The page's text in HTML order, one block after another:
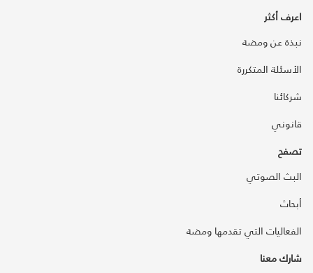
اعرف أكثر
نبذة عن ومضة
الأسئلة المتكررة
شركائنا
قانوني
تصفح
البث الصوتي
أبحاث
الفعاليات التي تقدمها ومضة
شارك معنا